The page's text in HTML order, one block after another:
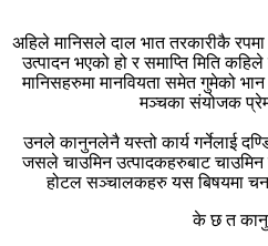
अहिले मानिसले दाल भात तरकारीकै रपमा
उत्पादन भएको हो र समाप्ति मिति
मानिसहरुमा मानवियता समेत गुमेको
मञ्चका संयोजक
उनले कानुनलेनै यस्तो कार्य गर्नेलाई
जसले चाउमिन उत्पादकहरुबाट
होटल सञ्चालकहरु यस बिषयमा
के छ त